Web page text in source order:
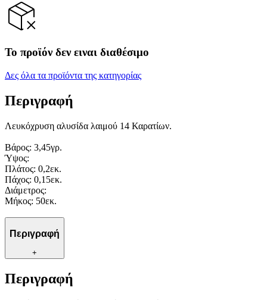
Το προϊόν δεν ειναι διαθέσιμο
Δες όλα τα προϊόντα της κατηγορίας
Περιγραφή
Λευκόχρυση αλυσίδα λαιμού 14 Καρατίων.
Βάρος: 3,45γρ.
Ύψος:
Πλάτος: 0,2εκ.
Πάχος: 0,15εκ.
Διάμετρος:
Μήκος: 50εκ.
Περιγραφή
+
Περιγραφή